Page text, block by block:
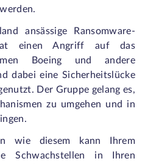
ansässige Ransomware-
einen Angriff auf das
Boeing und andere
dabei eine Sicherheitslücke
Der Gruppe gelang es,
zu umgehen und in
wie diesem kann Ihrem
Schwachstellen in Ihren